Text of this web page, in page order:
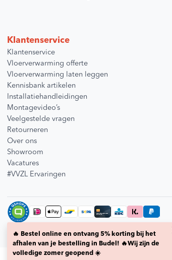
Klantenservice
Klantenservice
Vloerverwarming offerte
Vloerverwarming laten leggen
Kennisbank artikelen
Installatiehandleidingen
Montagevideo’s
Veelgestelde vragen
Retourneren
Over ons
Showroom
Vacatures
#VVZL Ervaringen
© 2026 Vloerverwarmingzelfleggen.nlPrivacybeleid
🔥 Bestel online en ontvang 5% korting bij het
afhalen van je bestelling in Budel! 🔥Wij zijn de
volledige zomer geopend ☀️